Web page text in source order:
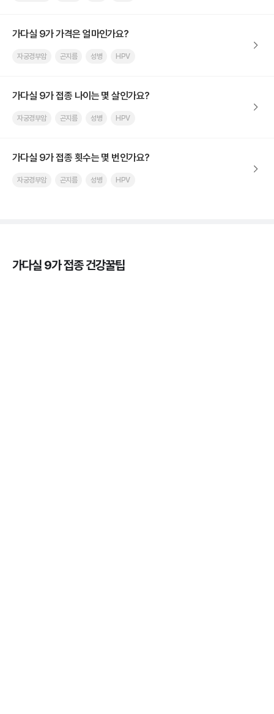
가다실 9가 가격은 얼마인가요?
자궁경부암 곤지름 성병 HPV
가다실 9가 접종 나이는 몇 살인가요?
자궁경부암 곤지름 성병 HPV
가다실 9가 접종 횟수는 몇 번인가요?
자궁경부암 곤지름 성병 HPV
가다실 9가 접종 건강꿀팁